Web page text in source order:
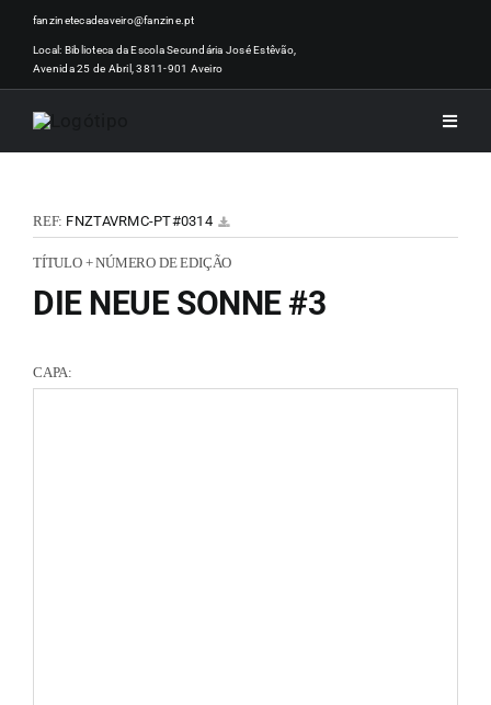
Skip
content
fanzinetecadeaveiro@fanzine.pt
Local: Biblioteca da Escola Secundária José Estêvão,
Avenida 25 de Abril, 3811-901 Aveiro
Toggle
REF: FNZTAVRMC-PT#0314
TÍTULO + NÚMERO DE EDIÇÃO
DIE NEUE SONNE #3
CAPA: